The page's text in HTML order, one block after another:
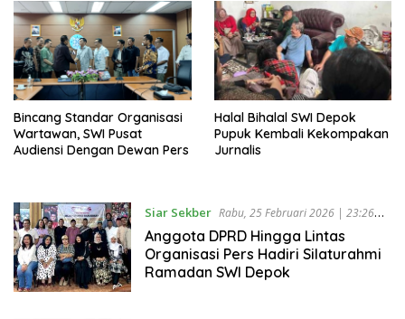
Bincang Standar Organisasi
Wartawan, SWI Pusat
Audiensi Dengan Dewan Pers
Halal Bihalal SWI Depok
Pupuk Kembali Kekompakan
Jurnalis
Siar Sekber Rabu, 25 Februari 2026 | 23:26
WIB
Anggota DPRD Hingga Lintas
Organisasi Pers Hadiri Silaturahmi
Ramadan SWI Depok